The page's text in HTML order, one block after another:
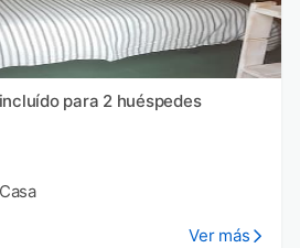
para 2 huéspedes
Ver más